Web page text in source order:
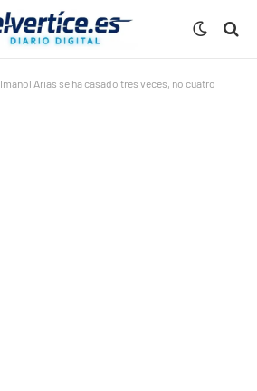
Imanol Arias se ha casado tres veces, no cuatro